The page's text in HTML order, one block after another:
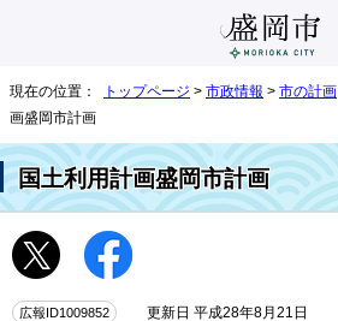
現在の位置： トップページ > 市政情報 > 市の計画
画盛岡市計画
国土利用計画盛岡市計画
広報ID1009852 更新日 平成28年8月21日